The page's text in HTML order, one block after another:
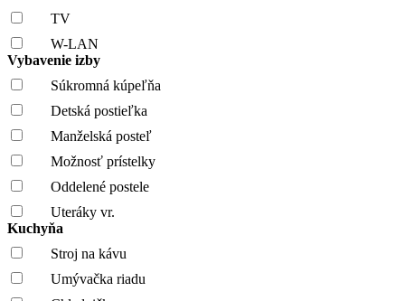
TV
W-LAN
Vybavenie izby
Súkromná kúpeľňa
Detská postieľka
Manželská posteľ
Možnosť prístelky
Oddelené postele
Uteráky vr.
Kuchyňa
Stroj na kávu
Umývačka riadu